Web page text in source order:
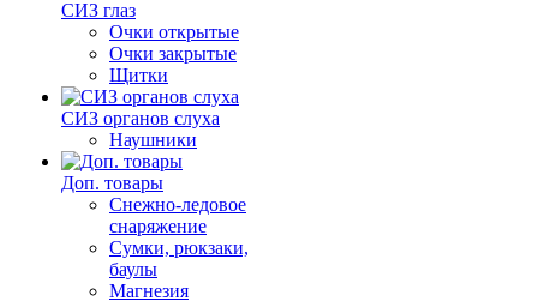
СИЗ глаз
Очки открытые
Очки закрытые
Щитки
СИЗ органов слуха
Наушники
Доп. товары
Снежно-ледовое
снаряжение
Сумки, рюкзаки,
баулы
Магнезия